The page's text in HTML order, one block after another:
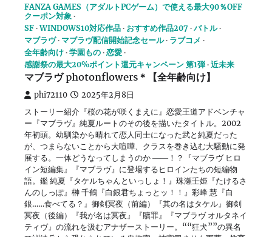
FANZA GAMES（アダルトPCゲーム）で使える最大90％OFF
クーポン対象
SF WINDOWS10対応作品 おすすめ作品207
バトル
マブラヴ
マブラヴ配信開始記念セール
ラブコメ
全年齢向け 学園もの 恋愛
感謝祭の最大20%ポイント還元キャンペーン 第1弾 近未来
マブラヴ photonflowers＊【全年齢向け】
phi72110 2025年2月8日
ストーリー紹介『桜の花が咲くまえに』恋愛王道アドベンチャ
ー『マブラヴ』純夏ルートのその後を描いたタイトル。2002
年初頭。幼馴染から晴れて恋人同士になった武と純夏だった
が、つまらないことから大喧嘩、クラスを巻き込む大騒動に発
展する。一体どうなってしまうのか ――！？『マブラヴ ヒロ
イン短編集』『マブラヴ』に登場するヒロインたちの短編物
語。鑑 純夏『タケルちゃんといっしょ！』珠瀬壬姫『たけるさ
んのしっぽ』榊 千鶴『白銀君ちょっとッ！！』彩峰 慧『白
銀……食べてる？』御剣冥夜（前編）『其の名はタケル』御剣
冥夜（後編）『我が名は冥夜』『贖罪』『マブラヴ オルタネイ
ティヴ』の流れを汲むアナザーストーリー。““狂犬””の異名